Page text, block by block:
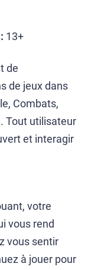
13+
de
de jeux dans
Combats,
Tout utilisateur
et interagir
votre
vous rend
vous sentir
à jouer pour